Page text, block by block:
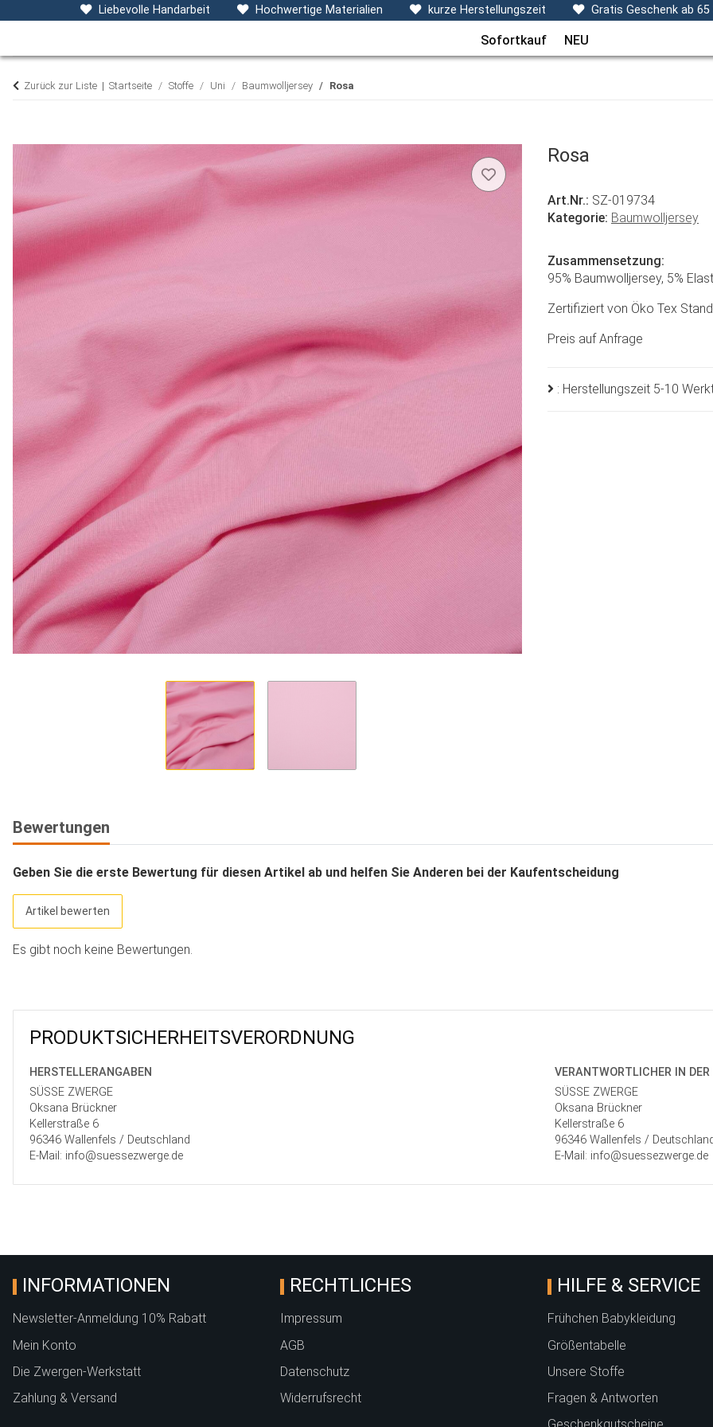
Liebevolle Handarbeit Hochwertige Materialien kurze Herstellungszeit Gratis Geschenk ab 65
Baby- & Kinderkleidung Accessoires Decken, Kissen & Co Themen Sets
Sofortkauf NEU
Zurück zur Liste Startseite Stoffe Uni Baumwolljersey Rosa
Rosa
Art.Nr.: SZ-019734
Kategorie: Baumwolljersey
Zusammensetzung:
95% Baumwolljersey, 5%
Zertifiziert von Öko Tex
Preis auf Anfrage
: Herstellungszeit 5-10
Bewertungen
Geben Sie die erste Bewertung für diesen Artikel ab und helfen Sie Anderen bei der Kaufentscheidung
Artikel bewerten
Es gibt noch keine Bewertungen.
PRODUKT­SICHER­HEITS­VER­ORD­NUNG
HERSTELLER­ANGABEN
SÜSSE ZWERGE
Oksana Brückner
Kellerstraße 6
96346 Wallenfels / Deutschland
E-Mail: info@suessezwerge.de
VERANTWORT­LICHER IN DER
SÜSSE ZWERGE
Oksana Brückner
Kellerstraße 6
96346 Wallenfels / Deutschland
E-Mail: info@suessezwerge.de
INFORMATIONEN
Newsletter-Anmeldung 10% Rabatt
Mein Konto
Die Zwergen-Werkstatt
Zahlung & Versand
RECHTLICHES
Impressum
AGB
Datenschutz
Widerrufsrecht
HILFE & SERVICE
Frühchen Babykleidung
Größentabelle
Unsere Stoffe
Fragen & Antworten